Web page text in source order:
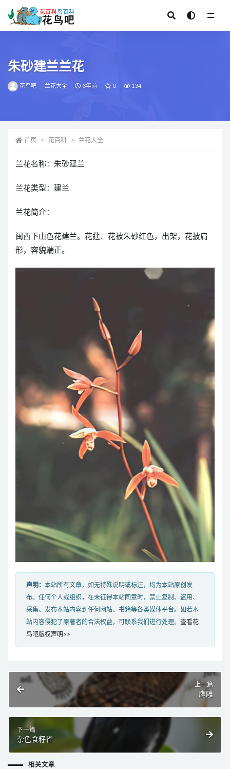
朱砂建兰兰花
花鸟吧 兰花大全 3年前 0 134
首页 花百科 兰花大全
兰花名称：朱砂建兰
兰花类型：建兰
兰花简介：
闽西下山色花建兰。花莛、花被朱砂红色，出架，花披肩
形，容貌端正。
声明： 本站所有文章，如无特殊说明或标注，均为本站原创发
布。任何个人或组织，在未征得本站同意时，禁止复制、盗用、
采集、发布本站内容到任何网站、书籍等各类媒体平台。如若本
站内容侵犯了原著者的合法权益，可联系我们进行处理。 查看花
鸟吧版权声明>>
上一篇
鹰雕
下一篇
杂色食籽雀
相关文章